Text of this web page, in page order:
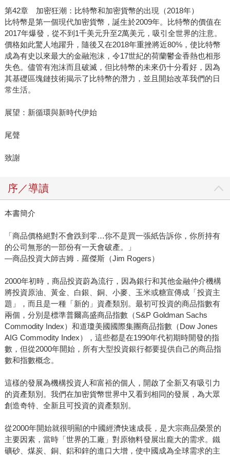
第42章 加密狂潮：比特幣和加密貨幣的出現（2018年）
比特幣是第一個現代加密貨幣，誕生於2009年。比特幣的價值在
2017年爆發，從不到1千美元升至2萬美元，吸引全世界的注意。
價格如此驚人地躍升，隨後又在2018年重挫將近80%，使比特幣
成為有史以來最大的金融泡沫，令17世紀的荷蘭鬱金香熱也相形
失色。儘管有泡沫而且破滅，但比特幣的未來仍十分看好，因為
其基礎區塊鏈技術揭示了比特幣的潛力，並且開始改革我們的日
常生活。
展望：新循環與新時代伊始
尾聲
致謝
序／導讀
本書簡介
「商品價格絕對不會跌到零…你不是買一張紙告訴你，你所持有
的公司無形的一部份有一天會破產。」
—商品投資大師吉姆．羅傑斯（Jim Rogers）
2000年初時，商品投資蔚為流行，因為銀行和其他金融仲介機構
將投資原油、黃金、白銀、銅、小麥、玉米或糖宣傳成「投資主
題」，而且是一種「新的」資產類別。最初可投資的商品指數有
兩個，分別是標準普爾高盛商品指數（S&P Goldman Sachs
Commodity Index）和道瓊美國國際集團商品指數（Dow Jones
AIG Commodity Index），這些都是在1990年代初期時開發的指
數，但從2000年開始，所有大型投資銀行都要提供自己的商品指
數和指數概念。
這樣的發展為機構投資人和富裕的個人，開啟了全新又有吸引力
的資產類別。我們在加密貨幣世界中又看到相同的發展，為大眾
創造奇特、全新且可投資的資產類別。
從2000年開始就很明顯的中國經濟快速成長，是大宗商品榮景的
主要因素，當時「世界的工廠」對原物料發展出龐大的需求。鐵
礦砂、煤炭、銅、鋁和鋅的進口大增，使中國成為全球需求的主